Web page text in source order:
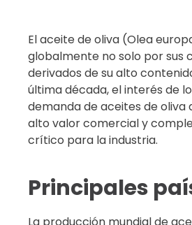
El aceite de oliva (Olea
globalmente no solo por sus
derivados de su alto
última década, el interés de
demanda de aceites de oliva
alto valor comercial y
crítico para la industria.
Principales